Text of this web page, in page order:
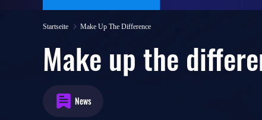
Startseite Make Up The Difference
Make up the
News